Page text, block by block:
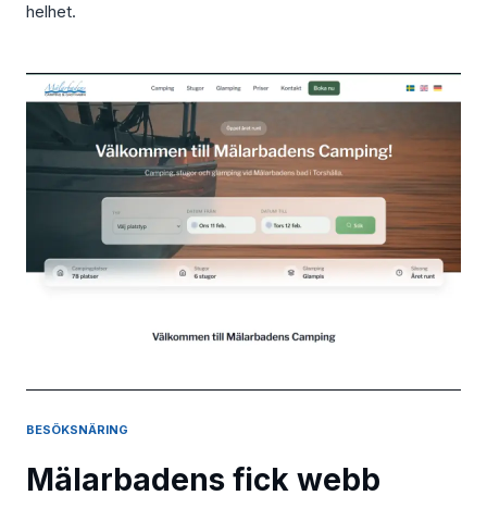
helhet.
BESÖKSNÄRING
Mälarbadens fick webb